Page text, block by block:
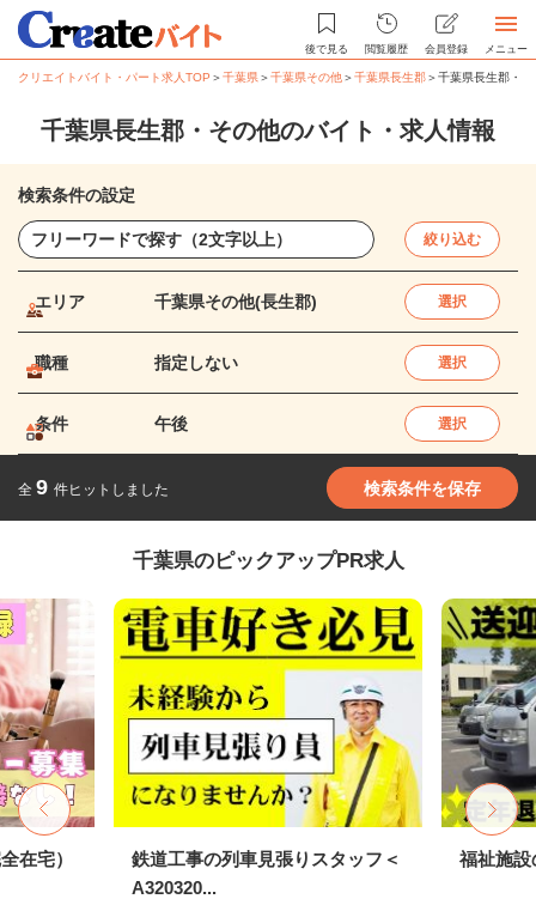
後で見る 閲覧履歴 会員登録 メニュー
クリエイトバイト・パート求人TOP ＞千葉県＞千葉県その他＞千葉県長生郡＞千葉県長生郡・
千葉県長生郡・その他のバイト・求人情報
検索条件の設定
絞り込む
エリア 千葉県その他(長生郡) 選択
職種 指定しない 選択
条件 午後 選択
全 9 件ヒットしました 検索条件を保存
千葉県のピックアップPR求人
在宅）
鉄道工事の列車見張りスタッフ＜
A320320...
福祉施設